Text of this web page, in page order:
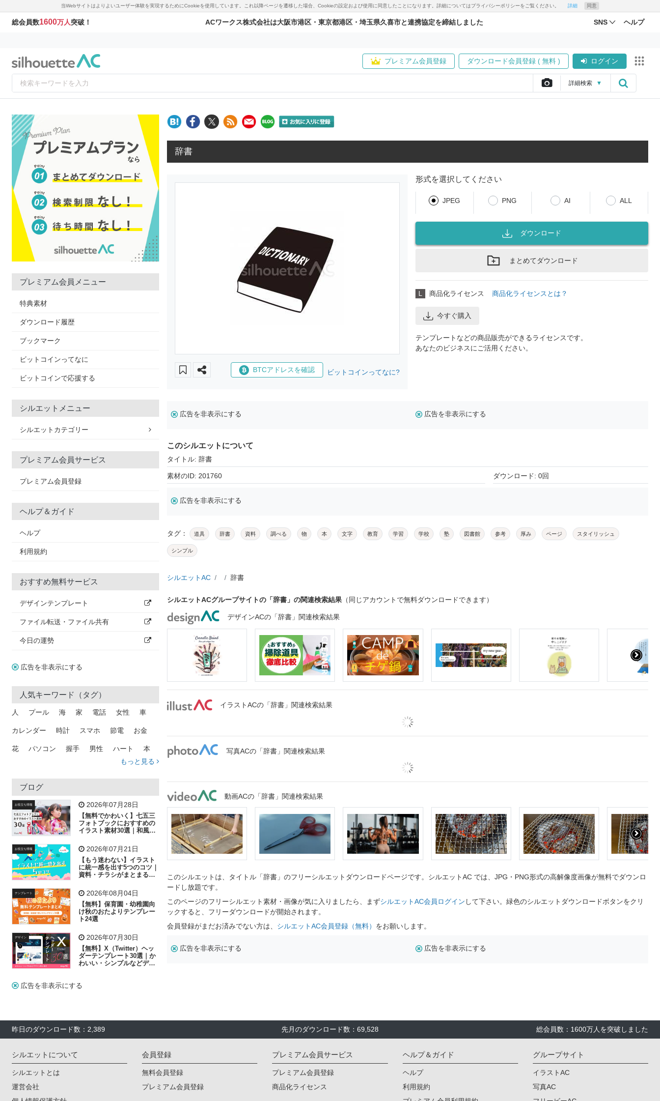
当Webサイトはよりよいユーザー体験を実現するためにCookieを使用しています。これ以降ページを遷移した場合、Cookieの設定および使用に同意したことになります。詳細についてはプライバシーポリシーをご覧ください。 詳細 同意
総会員数1600万人突破！ ACワークス株式会社は大阪市港区・東京都港区・埼玉県久喜市と連携協定を締結しました SNS ヘルプ
プレミアム会員登録 ダウンロード会員登録 ( 無料 ) ログイン
詳細検索 ▼
プレミアム会員メニュー
特典素材
ダウンロード履歴
ブックマーク
ビットコインってなに
ビットコインで応援する
シルエットメニュー
シルエットカテゴリー
プレミアム会員サービス
プレミアム会員登録
ヘルプ＆ガイド
ヘルプ
利用規約
おすすめ無料サービス
デザインテンプレート
ファイル転送・ファイル共有
今日の運勢
広告を非表示にする
人気キーワード（タグ）
人 プール 海 家 電話 女性 車
カレンダー 時計 スマホ 節電 お金
花 パソコン 握手 男性 ハート 本
トラック 木
吹き出し
飛行機 グラフ ビル 魚 家族 書類
歩く 工場 会社 太陽 キラキラ
子供 作業員 相談 ピクトグラム
もっと見る
ブログ
お役立ち情報 2026年07月28日
【無料でかわいく】七五三
フォトブックにおすすめの
イラスト素材30選｜和風の
お役立ち情報 2026年07月21日
【もう迷わない】イラスト
に統一感を出す5つのコツ｜
資料・チラシがまとまるフ
テンプレート 2026年08月04日
【無料】保育園・幼稚園向
け秋のおたよりテンプレー
ト24選
デザイン 2026年07月30日
【無料】X（Twitter）ヘッ
ダーテンプレート30選｜か
わいい・シンプルなどデザ
広告を非表示にする
辞書
BTCアドレスを確認 ビットコインってなに?
形式を選択してください
JPEG PNG AI ALL
ダウンロード
まとめてダウンロード
L 商品化ライセンス 商品化ライセンスとは？
今すぐ購入
テンプレートなどの商品販売ができるライセンスです。
あなたのビジネスにご活用ください。
広告を非表示にする 広告を非表示にする
このシルエットについて
タイトル: 辞書
素材のID: 201760 ダウンロード: 0回
広告を非表示にする
タグ： 道具 辞書 資料 調べる 物 本 文字 教育 学習 学校 塾 図書館 参考 厚み ページ スタイリッシュ
シンプル
シルエットAC 辞書
シルエットACグループサイトの「辞書」の関連検索結果 （同じアカウントで無料ダウンロードできます）
デザインACの「辞書」関連検索結果
イラストACの「辞書」関連検索結果
写真ACの「辞書」関連検索結果
動画ACの「辞書」関連検索結果
このシルエットは、タイトル「辞書」のフリーシルエットダウンロードページです。シルエットAC では、JPG・PNG形式の高解像度画像が無料でダウンロ
ードし放題です。
このページのフリーシルエット素材・画像が気に入りましたら、まずシルエットAC会員ログイン して下さい。緑色のシルエットダウンロードボタンをクリ
ックすると、フリーダウンロードが開始されます。
会員登録がまだお済みでない方は、 シルエットAC会員登録（無料） をお願いします。
広告を非表示にする 広告を非表示にする
昨日のダウンロード数：2,389 先月のダウンロード数：69,528 総会員数：1600万人を突破しました
シルエットについて
シルエットとは
運営会社
会員登録
無料会員登録
プレミアム会員登録
プレミアム会員サービス
プレミアム会員登録
商品化ライセンス
ヘルプ＆ガイド
ヘルプ
利用規約
グループサイト
イラストAC
写真AC